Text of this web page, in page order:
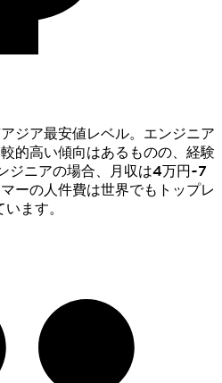
ジア最安値レベル。エンジニア
的高い傾向はあるものの、経験
ジニアの場合、月収は4万円~7
ーの人件費は世界でもトップレ
ます。